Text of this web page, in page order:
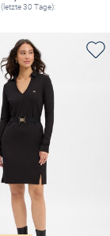
30 Tage):